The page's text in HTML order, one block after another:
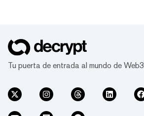
Tu puerta de entrada al mundo de Web3